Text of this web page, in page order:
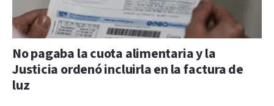
No pagaba la cuota alimentaria y la
Justicia ordenó incluirla en la factura de
luz